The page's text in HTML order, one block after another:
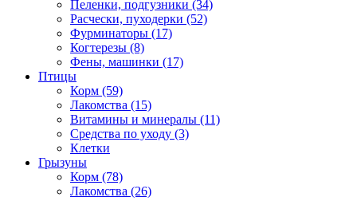
Пеленки, подгузники (34)
Расчески, пуходерки (52)
Фурминаторы (17)
Когтерезы (8)
Фены, машинки (17)
Птицы
Корм (59)
Лакомства (15)
Витамины и минералы (11)
Средства по уходу (3)
Клетки
Грызуны
Корм (78)
Лакомства (26)